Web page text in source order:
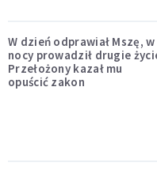
W dzień odprawiał Mszę, w
nocy prowadził drugie
Przełożony kazał mu
opuścić zakon